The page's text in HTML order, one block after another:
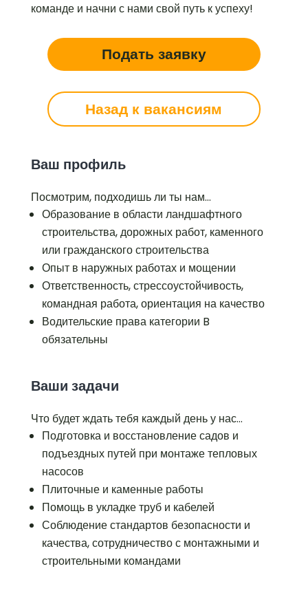
команде и начни с нами свой путь к успеху!
Подать заявку
Назад к вакансиям
Ваш профиль
Посмотрим, подходишь ли ты нам…
Образование в области ландшафтного
строительства, дорожных работ, каменного
или гражданского строительства
Опыт в наружных работах и мощении
Ответственность, стрессоустойчивость,
командная работа, ориентация на качество
Водительские права категории B
обязательны
Ваши задачи
Что будет ждать тебя каждый день у нас…
Подготовка и восстановление садов и
подъездных путей при монтаже тепловых
насосов
Плиточные и каменные работы
Помощь в укладке труб и кабелей
Соблюдение стандартов безопасности и
качества, сотрудничество с монтажными и
строительными командами